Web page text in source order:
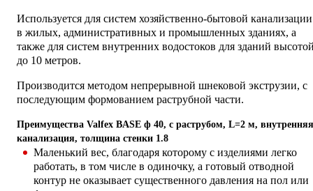
Используется для систем хозяйственно-бытовой канализации
в жилых, административных и промышленных зданиях, а
также для систем внутренних водостоков для зданий
до 10 метров.
Производится методом непрерывной шнековой экструзии, с
последующим формованием раструбной части.
Преимущества Valfex BASE ф 40, с раструбом, L=2 м, внутренняя
канализация, толщина стенки 1.8
Маленький вес, благодаря которому с изделиями легко
работать, в том числе в одиночку, а готовый отводной
контур не оказывает существенного давления на пол или